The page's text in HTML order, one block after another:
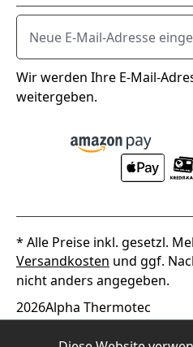
Neue E-Mail-Adresse
Wir werden Ihre E-Mail-
weitergeben.
* Alle Preise inkl. gesetzl.
Versandkosten und ggf.
nicht anders angegeben.
2026Alpha Thermotec